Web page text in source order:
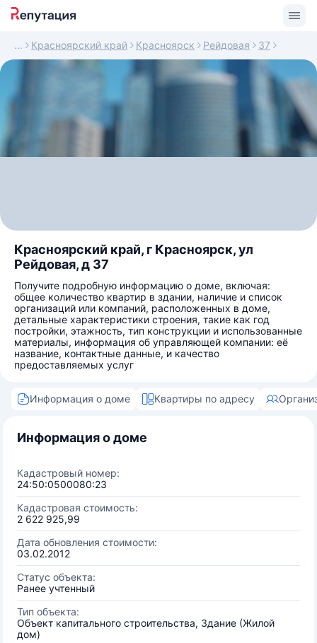
Красноярский край Красноярск Рейдовая 37
Красноярский край, г Красноярск, ул
Рейдовая, д 37
Получите подробную информацию о доме, включая:
общее количество квартир в здании, наличие и список
организаций или компаний, расположенных в доме,
детальные характеристики строения, такие как год
постройки, этажность, тип конструкции и использованные
материалы, информация об управляющей компании: её
название, контактные данные, и качество
предоставляемых услуг
Информация о доме Квартиры по адресу
Информация о доме
Кадастровый номер:
24:50:0500080:23
Кадастровая стоимость:
2 622 925,99
Дата обновления стоимости:
03.02.2012
Статус объекта:
Ранее учтенный
Тип объекта:
Объект капитального строительства, Здание (Жилой
дом)